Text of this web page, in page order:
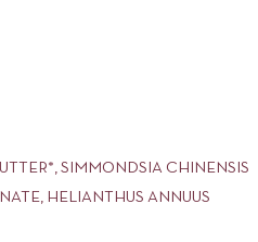
SIMMONDSIA CHINENSIS
HELIANTHUS ANNUUS